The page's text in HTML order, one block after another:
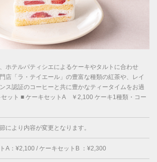
ホテルパティシエによるケーキやタルトに合わせ
店「ラ・テイエール」の豊富な種類の紅茶や、レイ
ス認証のコーヒーと共に豊かなティータイムをお過
セット ■ ケーキセットA ￥2,100 ケーキ1種類・コー
より内容が変更となります。
A：¥2,100 / ケーキセットB ：¥2,300